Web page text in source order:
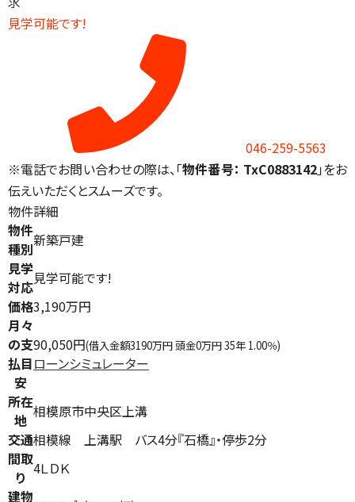
見学可能です!
046-259-5563
※電話でお問い合わせの際は、「物件番号： TxC0883142」をお
伝えいただくとスムーズです。
物件詳細
物件
種別新築戸建
見学
対応見学可能です!
価格3,190万円
月々
の支
払目
安
90,050円(借入金額3190万円 頭金0万円 35年 1.00％)
ローンシミュレーター
所在
地 相模原市中央区上溝
交通相模線 上溝駅 バス4分『石橋』・停歩2分
間取
り 4ＬＤＫ
建物